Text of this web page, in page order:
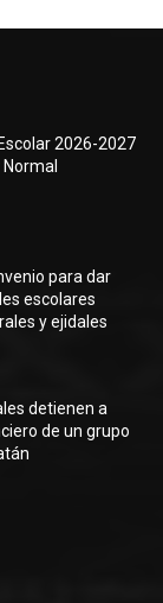
2026-2027
para dar
escolares
y ejidales
detienen a
de un grupo